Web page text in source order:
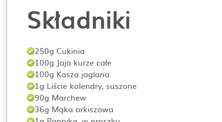
Składniki
250g Cukinia
100g Jaja kurze całe
100g Kasza jaglana
1g Liście kolendry, suszone
90g Marchew
36g Mąka orkiszowa